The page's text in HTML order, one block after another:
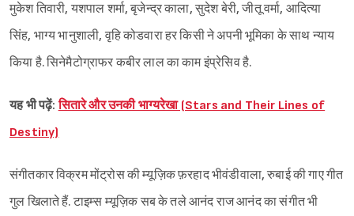
मुकेश तिवारी, यशपाल शर्मा, बृजेन्द्र काला, सुदेश बेरी, जीतू वर्मा, आदित्या
सिंह, भाग्य भानुशाली, वृहि कोडवारा हर किसी ने अपनी भूमिका के साथ न्याय
किया है. सिनेमैटोग्राफर कबीर लाल का काम इंप्रेसिव है.
यह भी पढ़ें:सितारे और उनकी भाग्यरेखा (Stars and Their Lines of
Destiny)
संगीतकार विक्रम मोंट्रोस की म्यूज़िक फ़रहाद भीवंडीवाला, रुबाई की गाए गीत
गुल खिलाते हैं. टाइम्स म्यूज़िक सब के तले आनंद राज आनंद का संगीत भी